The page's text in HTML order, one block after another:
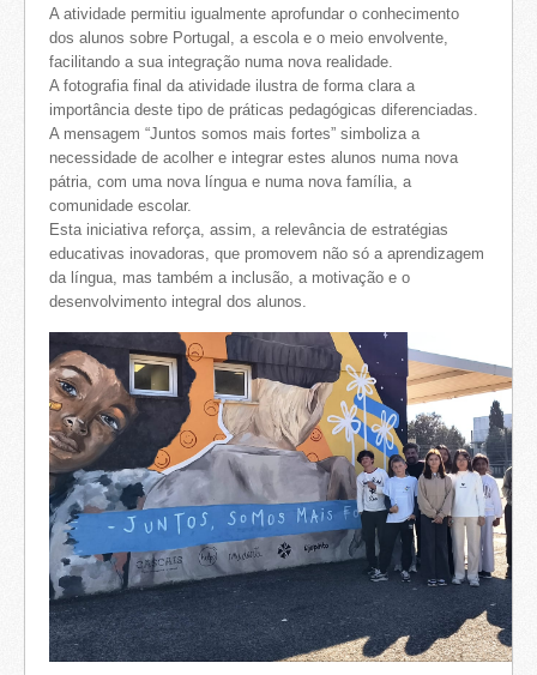
A atividade permitiu igualmente aprofundar o conhecimento
dos alunos sobre Portugal, a escola e o meio envolvente,
facilitando a sua integração numa nova realidade.
A fotografia final da atividade ilustra de forma clara a
importância deste tipo de práticas pedagógicas diferenciadas.
A mensagem “Juntos somos mais fortes” simboliza a
necessidade de acolher e integrar estes alunos numa nova
pátria, com uma nova língua e numa nova família, a
comunidade escolar.
Esta iniciativa reforça, assim, a relevância de estratégias
educativas inovadoras, que promovem não só a aprendizagem
da língua, mas também a inclusão, a motivação e o
desenvolvimento integral dos alunos.